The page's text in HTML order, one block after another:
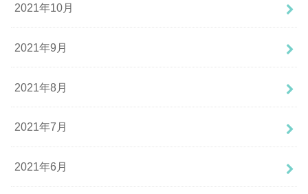
2021年10月
2021年9月
2021年8月
2021年7月
2021年6月